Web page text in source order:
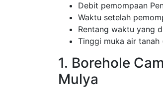
Debit pemompaan
Waktu setelah
Rentang waktu yang
Tinggi muka air tanah
1. Borehole
Mulya